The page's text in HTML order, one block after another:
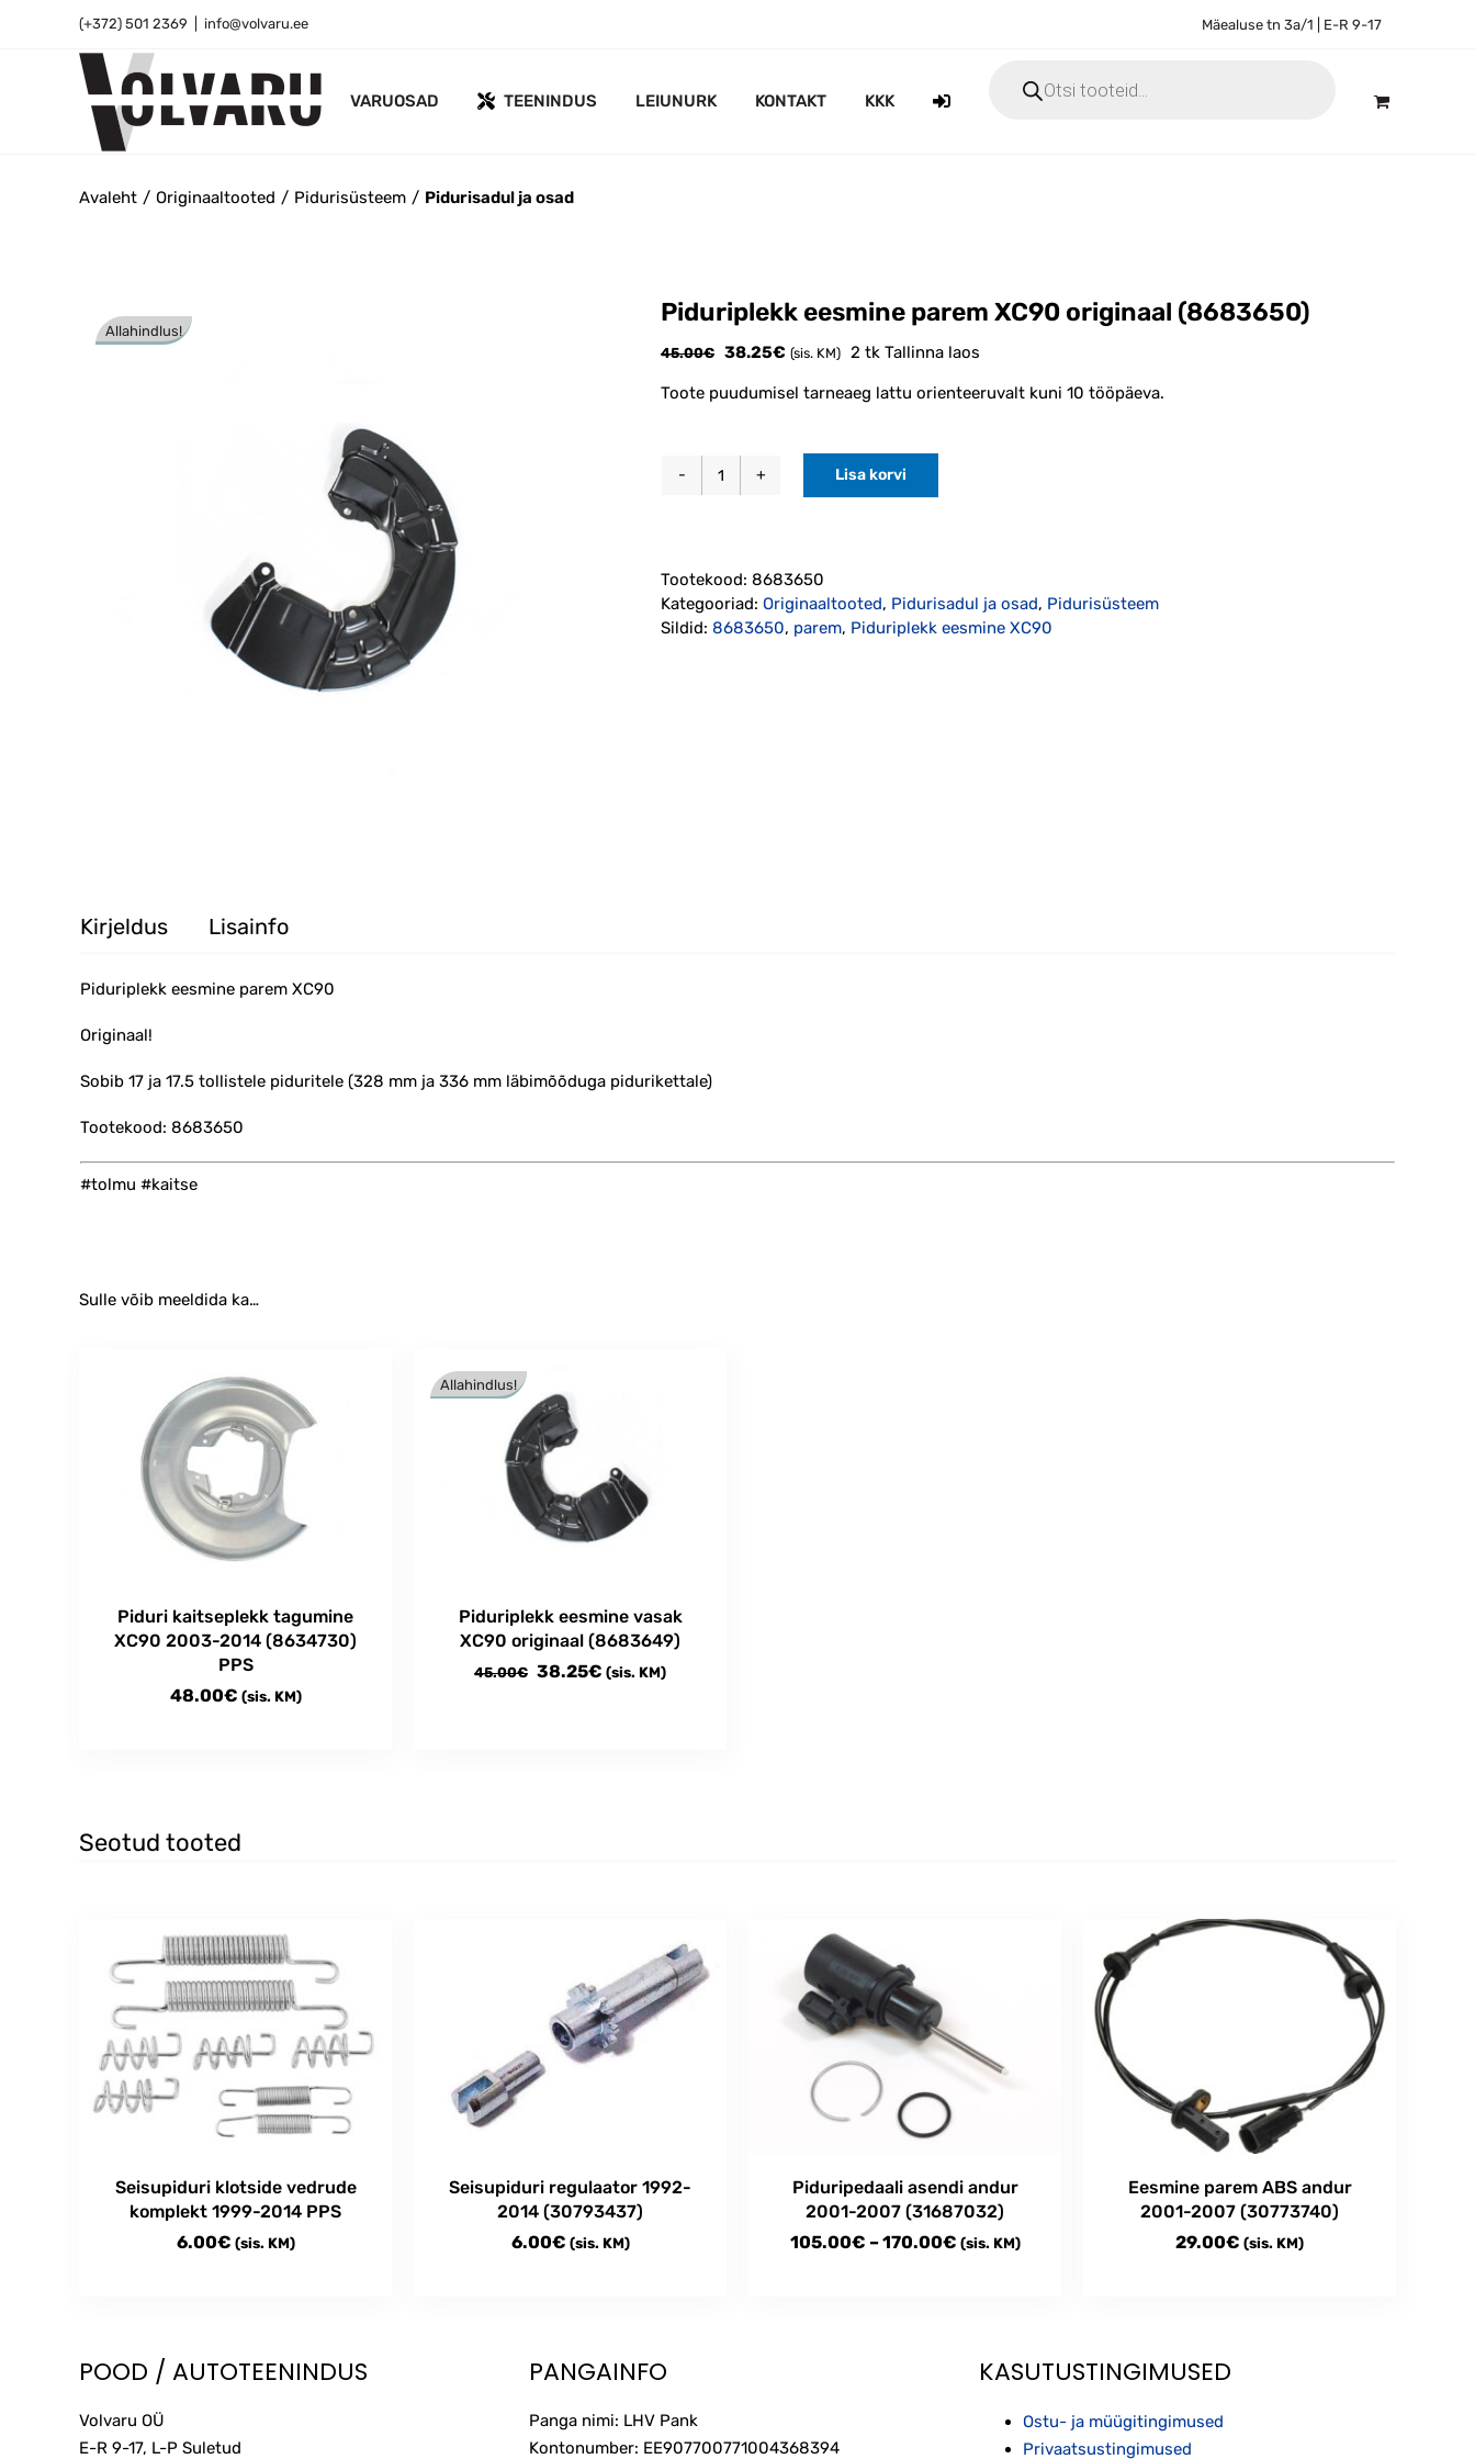
(+372) 501 2369 info@volvaru.ee Mäealuse tn 3a/1 | E-R 9-17
VARUOSAD TEENINDUS LEIUNURK KONTAKT KKK
search
Avaleht Originaaltooted Pidurisüsteem Pidurisadul ja osad
Allahindlus!
Piduriplekk eesmine parem XC90 originaal (8683650)
45.00€ Algne
oli:
38.25€ Current
is:
(sis. KM) 2 tk Tallinna laos
Toote puudumisel tarneaeg lattu orienteeruvalt kuni 10 tööpäeva.
Piduriplekk
originaal
(8683650)
kogus
Lisa korvi
Tootekood: 8683650
Kategooriad: Originaaltooted, Pidurisadul ja osad, Pidurisüsteem
Sildid: 8683650, parem, Piduriplekk eesmine XC90
Kirjeldus Lisainfo
Piduriplekk eesmine parem XC90
Originaal!
Sobib 17 ja 17.5 tollistele piduritele (328 mm ja 336 mm läbimõõduga pidurikettale)
Tootekood: 8683650
#tolmu #kaitse
Sulle võib meeldida ka…
Piduri kaitseplekk tagumine
XC90 2003-2014 (8634730)
PPS
48.00€ (sis. KM)
Allahindlus!
Piduriplekk eesmine vasak
XC90 originaal (8683649)
45.00€ Algne
38.25€ Current
(sis. KM)
Seotud tooted
Seisupiduri klotside vedrude
komplekt 1999-2014 PPS
6.00€ (sis. KM)
Seisupiduri regulaator 1992-
2014 (30793437)
6.00€ (sis. KM)
Piduripedaali asendi andur
2001-2007 (31687032)
105.00€ –170.00€Price
170.00€
(sis. KM)
may
Eesmine parem ABS andur
2001-2007 (30773740)
29.00€ (sis. KM)
POOD / AUTOTEENINDUS
Volvaru OÜ
E-R 9-17, L-P Suletud
PANGAINFO
Panga nimi: LHV Pank
Kontonumber: EE907700771004368394
KASUTUSTINGIMUSED
Ostu- ja müügitingimused
Privaatsustingimused